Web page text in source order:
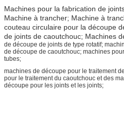
Machines pour la fabrication de
Machine à trancher; Machine à
couteau circulaire pour la découpe
de joints de caoutchouc; Machines
de découpe de joints de type rotatif;
de découpe de caoutchouc; machines
tubes;
machines de découpe pour le traitement
pour le traitement du caoutchouc et des
découpe pour les joints et les joints;